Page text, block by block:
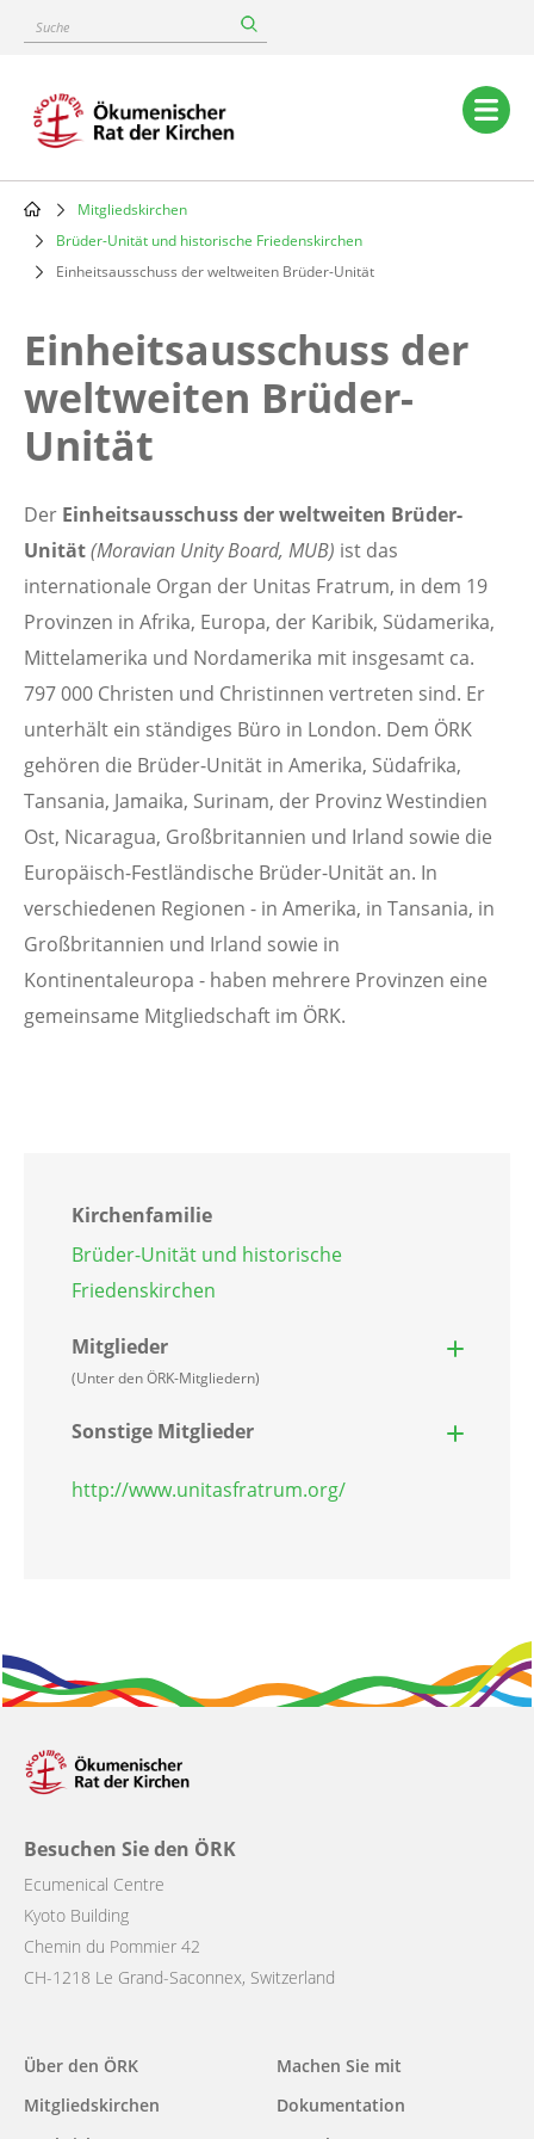
content
Suche
Main
navigation
Breadcrumb
Mitgliedskirchen
Brüder-Unität und historische Friedenskirchen
Einheitsausschuss der weltweiten Brüder-Unität
Einheitsausschuss der
weltweiten Brüder-
Unität
Der Einheitsausschuss der weltweiten Brüder-
Unität(Moravian Unity Board, MUB) ist das
internationale Organ der Unitas Fratrum, in dem 19
Provinzen in Afrika, Europa, der Karibik, Südamerika,
Mittelamerika und Nordamerika mit insgesamt ca.
797 000 Christen und Christinnen vertreten sind. Er
unterhält ein ständiges Büro in London. Dem ÖRK
gehören die Brüder-Unität in Amerika, Südafrika,
Tansania, Jamaika, Surinam, der Provinz Westindien
Ost, Nicaragua, Großbritannien und Irland sowie die
Europäisch-Festländische Brüder-Unität an. In
verschiedenen Regionen - in Amerika, in Tansania, in
Großbritannien und Irland sowie in
Kontinentaleuropa - haben mehrere Provinzen eine
gemeinsame Mitgliedschaft im ÖRK.
Kirchenfamilie
Brüder-Unität und historische
Friedenskirchen
Mitglieder
(Unter den ÖRK-Mitgliedern)
Sonstige Mitglieder
http://www.unitasfratrum.org/
Besuchen Sie den ÖRK
Ecumenical Centre
Kyoto Building
Chemin du Pommier 42
CH-1218 Le Grand-Saconnex, Switzerland
Main
navigation
Über den ÖRK
Mitgliedskirchen
Machen Sie mit
Dokumentation